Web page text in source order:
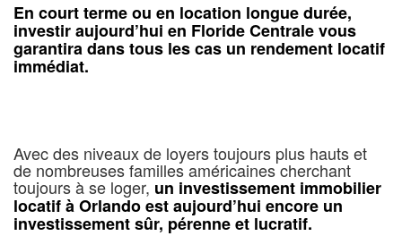
En court terme ou en location longue durée,
investir aujourd’hui en Floride Centrale vous
garantira dans tous les cas un rendement locatif
immédiat.
Avec des niveaux de loyers toujours plus hauts et
de nombreuses familles américaines cherchant
toujours à se loger, un investissement immobilier
locatif à Orlando est aujourd’hui encore un
investissement sûr, pérenne et lucratif.